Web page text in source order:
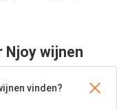
Njoy wijnen
vinden?